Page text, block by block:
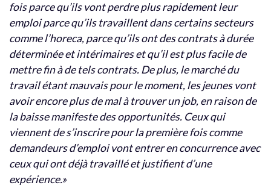
fois parce qu’ils vont perdre plus rapidement leur
emploi parce qu’ils travaillent dans certains secteurs
comme l’horeca, parce qu’ils ont des contrats à durée
déterminée et intérimaires et qu’il est plus facile de
mettre fin à de tels contrats. De plus, le marché du
travail étant mauvais pour le moment, les jeunes vont
avoir encore plus de mal à trouver un job, en raison de
la baisse manifeste des opportunités. Ceux qui
viennent de s’inscrire pour la première fois comme
demandeurs d’emploi vont entrer en concurrence avec
ceux qui ont déjà travaillé et justifient d’une
expérience.»